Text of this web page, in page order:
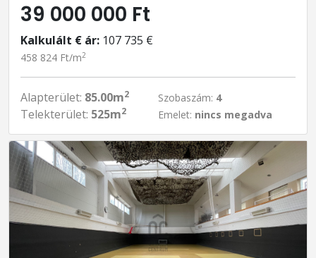
39 000 000 Ft
Kalkulált € ár: 107 735 €
458 824 Ft/m2
Alapterület: 85.00m2
Telekterület: 525m2
Szobaszám: 4
Emelet: nincs megadva